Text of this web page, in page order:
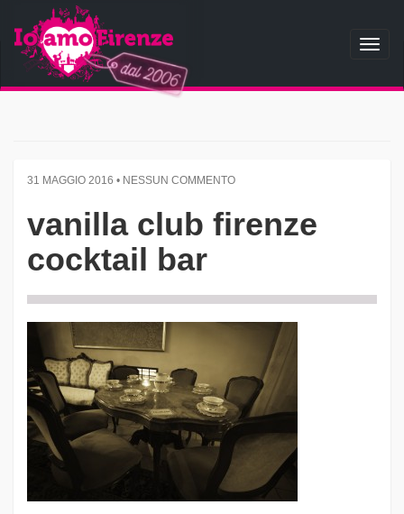
31 MAGGIO 2016 • NESSUN COMMENTO
vanilla club firenze
cocktail bar